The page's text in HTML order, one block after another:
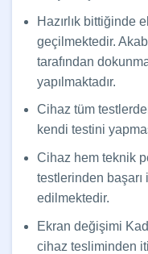
Hazırlık bittiğinde
geçilmektedir.
tarafından
yapılmaktadır.
Cihaz tüm
kendi testini
Cihaz hem teknik
testlerinden
edilmektedir.
Ekran değişimi
cihaz tesliminden